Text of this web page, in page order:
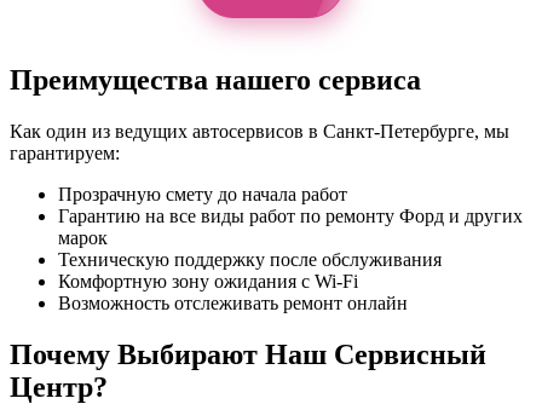
Преимущества нашего сервиса
Как один из ведущих автосервисов в Санкт-Петербурге, мы
гарантируем:
Прозрачную смету до начала работ
Гарантию на все виды работ по ремонту Форд и других
марок
Техническую поддержку после обслуживания
Комфортную зону ожидания с Wi-Fi
Возможность отслеживать ремонт онлайн
Почему Выбирают Наш Сервисный
Центр?